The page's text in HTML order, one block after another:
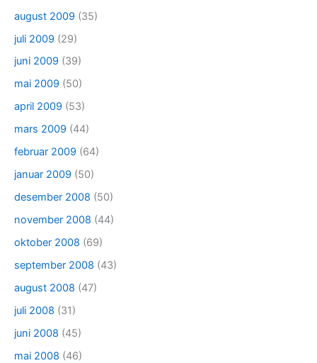
august 2009 (35)
juli 2009 (29)
juni 2009 (39)
mai 2009 (50)
april 2009 (53)
mars 2009 (44)
februar 2009 (64)
januar 2009 (50)
desember 2008 (50)
november 2008 (44)
oktober 2008 (69)
september 2008 (43)
august 2008 (47)
juli 2008 (31)
juni 2008 (45)
mai 2008 (46)